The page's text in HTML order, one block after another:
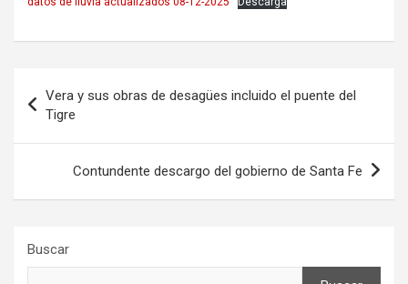
de
entradas
Vera y sus obras de desagües incluido el puente del
Tigre
Contundente descargo del gobierno de Santa Fe
Buscar